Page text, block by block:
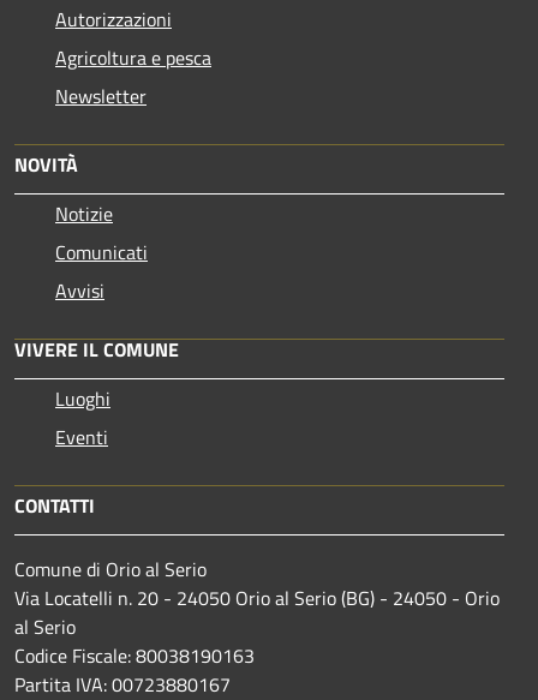
Autorizzazioni
Agricoltura e pesca
Newsletter
NOVITÀ
Notizie
Comunicati
Avvisi
VIVERE IL COMUNE
Luoghi
Eventi
CONTATTI
Comune di Orio al Serio
Via Locatelli n. 20 - 24050 Orio al Serio (BG) - 24050 - Orio
al Serio
Codice Fiscale: 80038190163
Partita IVA: 00723880167